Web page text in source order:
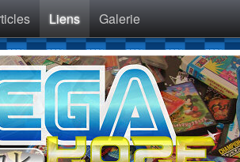
Liens Galerie